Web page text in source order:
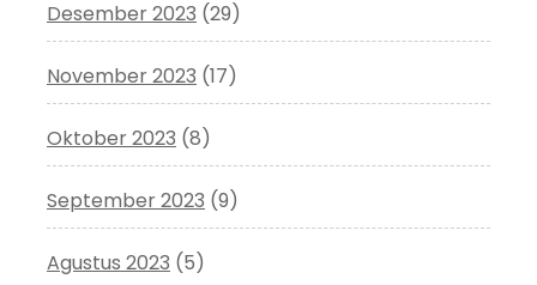
Desember 2023 (29)
November 2023 (17)
Oktober 2023 (8)
September 2023 (9)
Agustus 2023 (5)